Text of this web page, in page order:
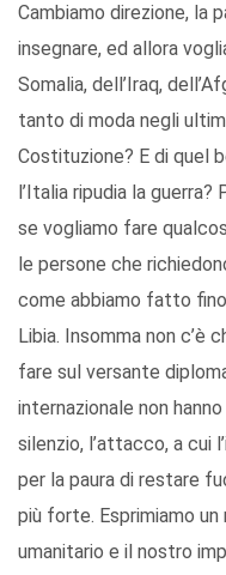
Cambiamo direzione, la
insegnare, ed allora
Somalia, dell’Iraq,
tanto di moda negli
Costituzione? E di quel
l’Italia ripudia la
se vogliamo fare
le persone che
come abbiamo fatto
Libia. Insomma non c’è
fare sul versante
internazionale non
silenzio, l’attacco, a cui
per la paura di restare
più forte. Esprimiamo
umanitario e il nostro